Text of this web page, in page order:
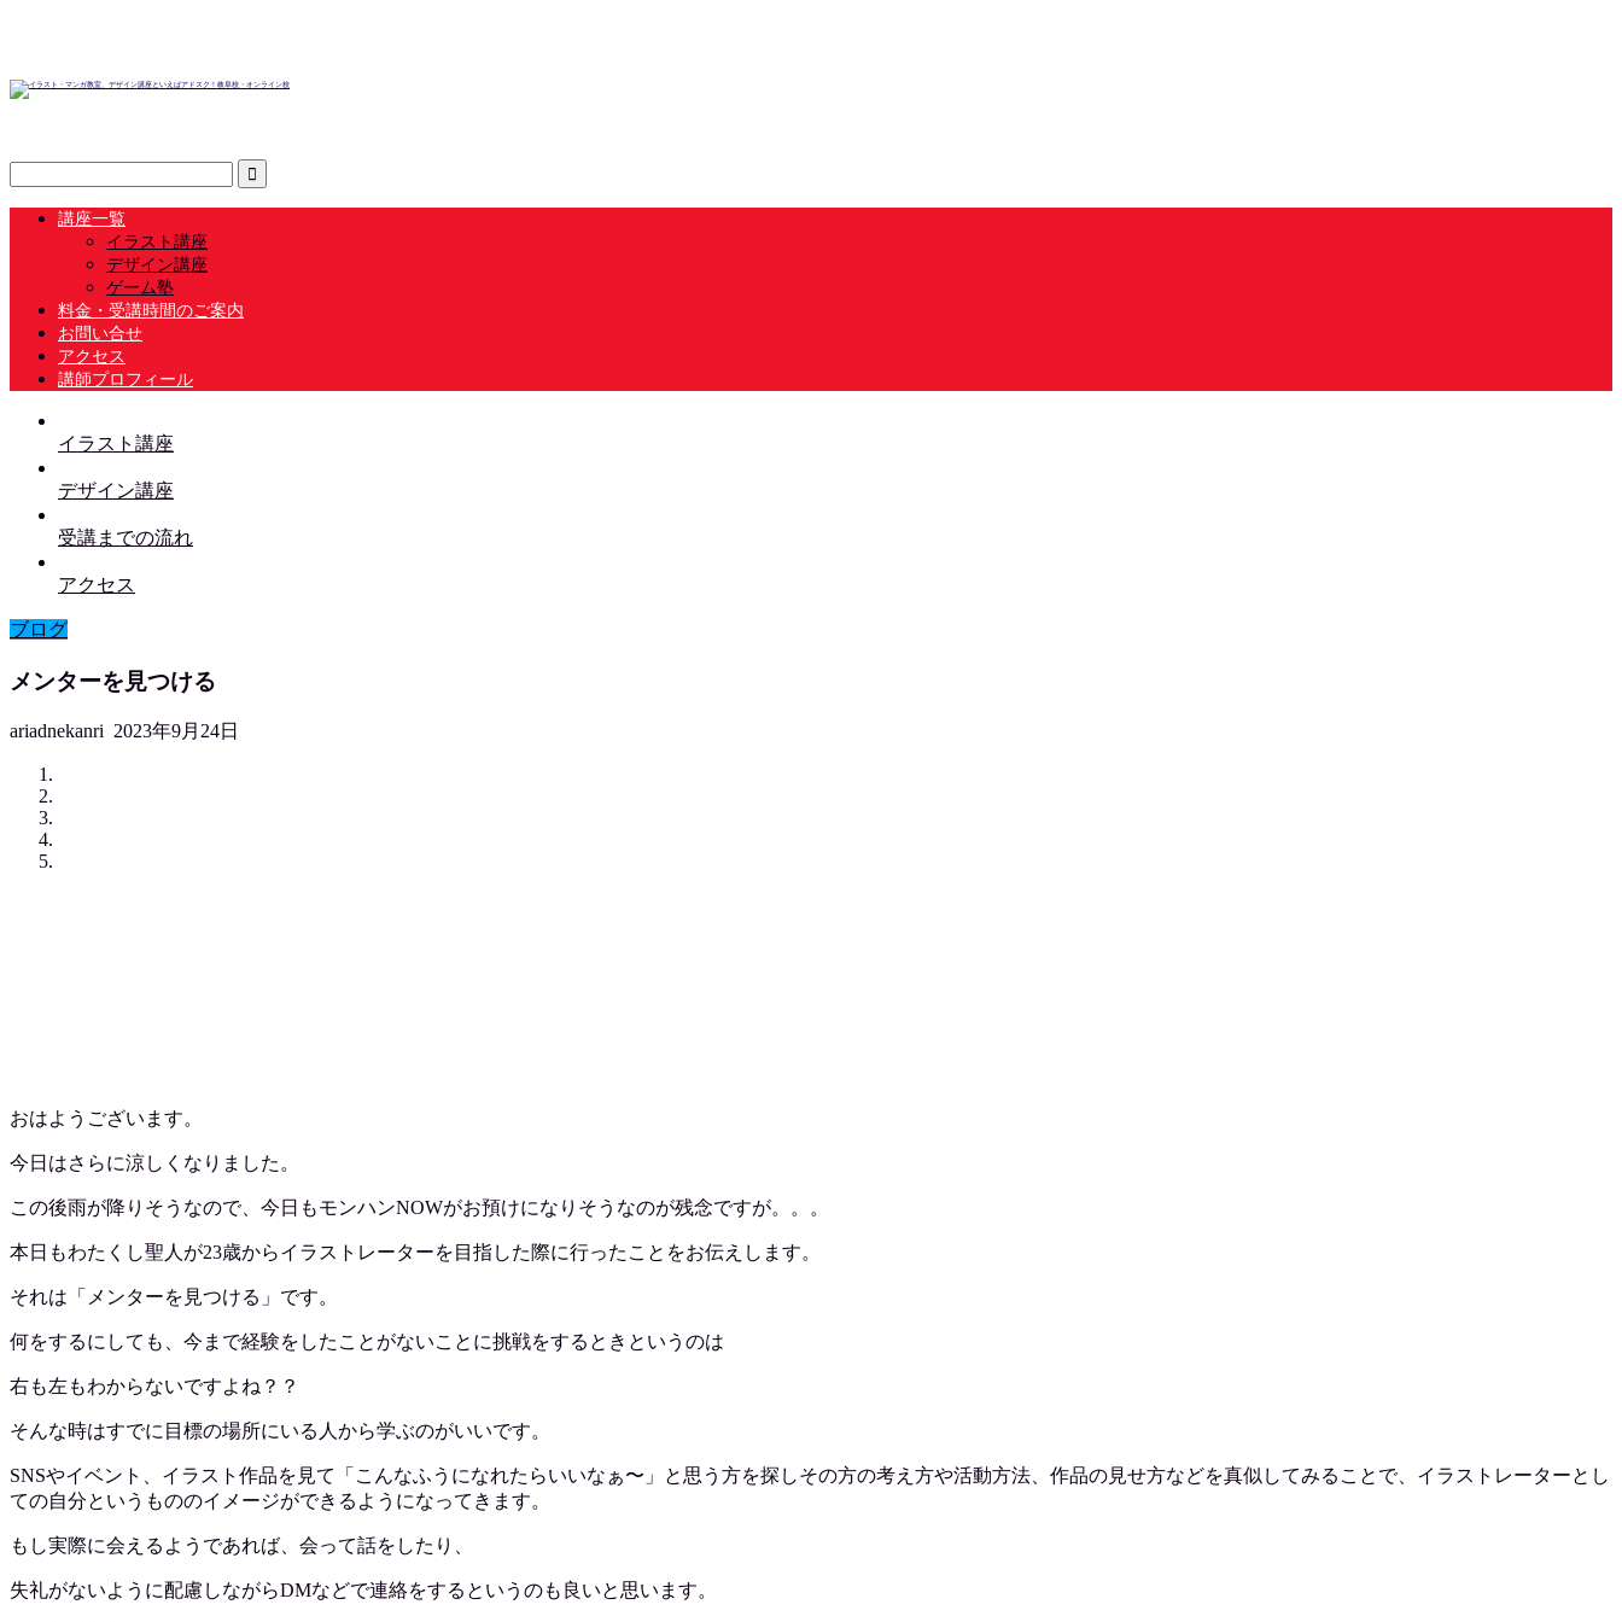
講座一覧
イラスト講座
デザイン講座
ゲーム塾
料金・受講時間のご案内
お問い合せ
アクセス
講師プロフィール
イラスト講座
デザイン講座
受講までの流れ
アクセス
ブログ
メンターを見つける
ariadnekanri 2023年9月24日
おはようございます。
今日はさらに涼しくなりました。
この後雨が降りそうなので、今日もモンハンNOWがお預けになりそうなのが残念ですが。。。
本日もわたくし聖人が23歳からイラストレーターを目指した際に行ったことをお伝えします。
それは「メンターを見つける」です。
何をするにしても、今まで経験をしたことがないことに挑戦をするときというのは
右も左もわからないですよね？？
そんな時はすでに目標の場所にいる人から学ぶのがいいです。
SNSやイベント、イラスト作品を見て「こんなふうになれたらいいなぁ〜」と思う方を探しその方の考え方や活動方法、作品の見せ方などを真似してみることで、イラストレーターとし
ての自分というもののイメージができるようになってきます。
もし実際に会えるようであれば、会って話をしたり、
失礼がないように配慮しながらDMなどで連絡をするというのも良いと思います。